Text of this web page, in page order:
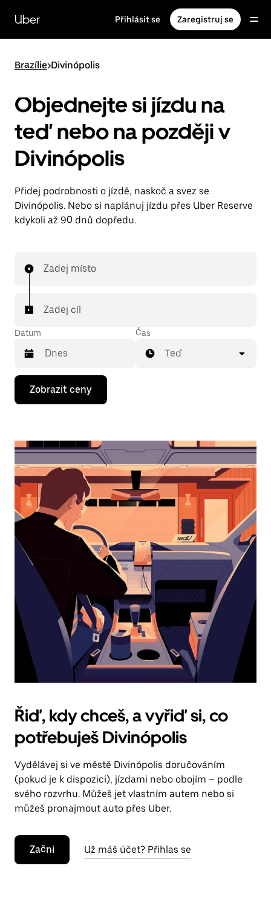
hlavní
obsah
Uber Přihlásit se Zaregistruj se
Brazílie>Divinópolis
Objednejte si jízdu na
teď nebo na později v
Divinópolis
Přidej podrobnosti o jízdě, naskoč a svez se
Divinópolis. Nebo si naplánuj jízdu přes Uber Reserve
kdykoli až 90 dnů dopředu.
Zadej místo
Zadej cíl
Datum
Stisknutím
klávesy
se
kalendář
vybrat
datum.
Stisknutím
klávesy
Esc
zavřeš
kalendář.
Čas
Teď
Zobrazit ceny
Řiď, kdy chceš, a vyřiď si, co
potřebuješ Divinópolis
Vydělávej si ve městě Divinópolis doručováním
(pokud je k dispozici), jízdami nebo obojím – podle
svého rozvrhu. Můžeš jet vlastním autem nebo si
můžeš pronajmout auto přes Uber.
Začni Už máš účet? Přihlas se